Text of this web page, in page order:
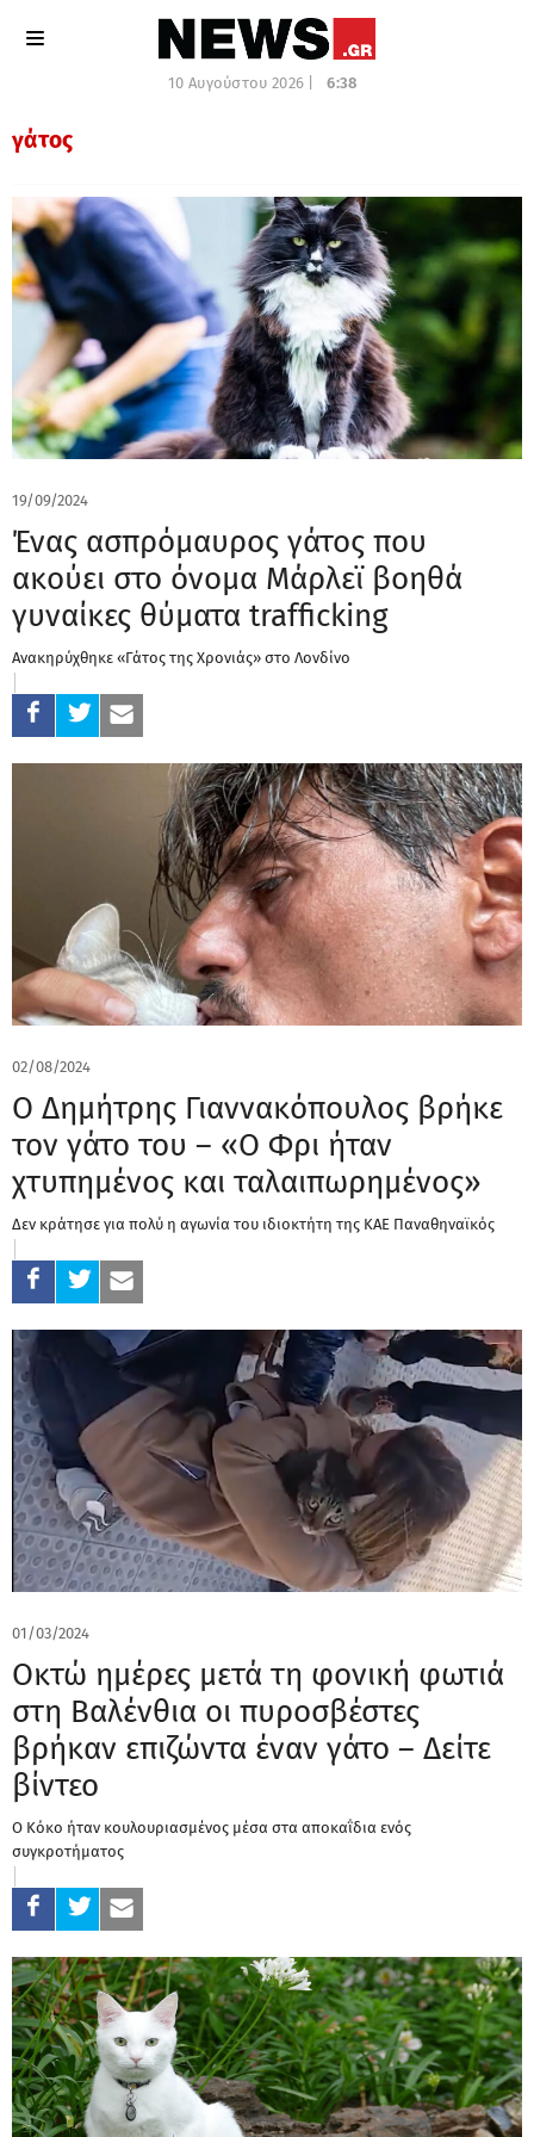
10 Αυγούστου 2026 | 6:38
γάτος
19/09/2024
Ένας ασπρόμαυρος γάτος που
ακούει στο όνομα Μάρλεϊ βοηθά
γυναίκες θύματα trafficking
Ανακηρύχθηκε «Γάτος της Χρονιάς» στο Λονδίνο
02/08/2024
Ο Δημήτρης Γιαννακόπουλος βρήκε
τον γάτο του – «O Φρι ήταν
χτυπημένος και ταλαιπωρημένος»
Δεν κράτησε για πολύ η αγωνία του ιδιοκτήτη της ΚΑΕ Παναθηναϊκός
01/03/2024
Οκτώ ημέρες μετά τη φονική φωτιά
στη Βαλένθια οι πυροσβέστες
βρήκαν επιζώντα έναν γάτο – Δείτε
βίντεο
Ο Κόκο ήταν κουλουριασμένος μέσα στα αποκαΐδια ενός
συγκροτήματος